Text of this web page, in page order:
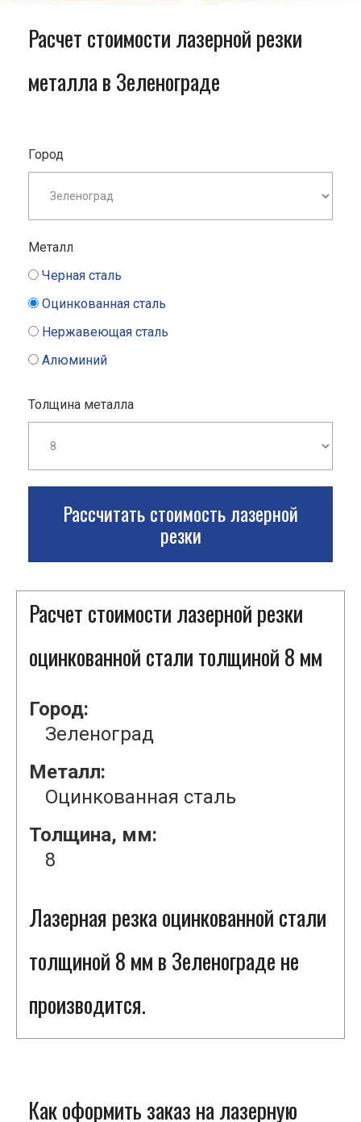
Расчет стоимости лазерной резки
металла в Зеленограде
Город
Металл
Черная сталь
Оцинкованная сталь
Нержавеющая сталь
Алюминий
Толщина металла
Рассчитать стоимость лазерной
резки
Расчет стоимости лазерной резки
оцинкованной стали толщиной 8 мм
Город:
Зеленоград
Металл:
Оцинкованная сталь
Толщина, мм:
8
Лазерная резка оцинкованной стали
толщиной 8 мм в Зеленограде не
производится.
Как оформить заказ на лазерную